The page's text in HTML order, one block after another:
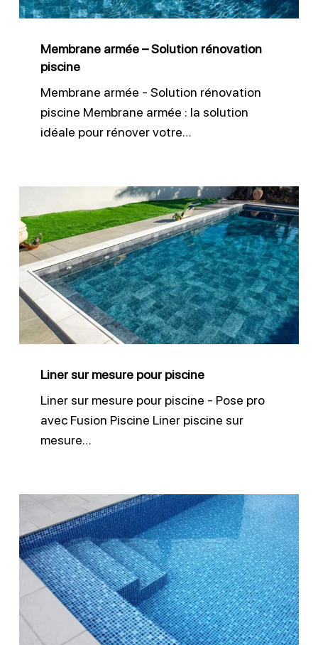
Membrane armée – Solution rénovation
piscine
Membrane armée - Solution rénovation
piscine Membrane armée : la solution
idéale pour rénover votre…
sur
mesure
pour
piscine
Liner sur mesure pour piscine
Liner sur mesure pour piscine - Pose pro
avec Fusion Piscine Liner piscine sur
mesure…
Revêtement
piscine
RT4000
AQ
armé
150/100